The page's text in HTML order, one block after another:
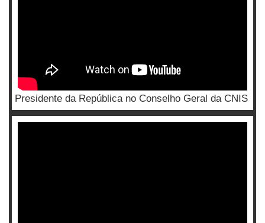
Presidente da República no Conselho Geral da CNIS